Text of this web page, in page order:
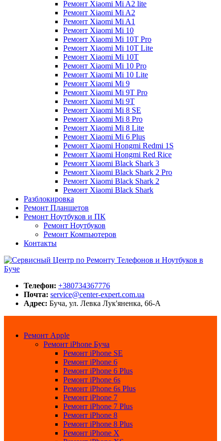
Ремонт Xiaomi Mi A2 lite
Ремонт Xiaomi Mi A2
Ремонт Xiaomi Mi A1
Ремонт Xiaomi Mi 10
Ремонт Xiaomi Mi 10T Pro
Ремонт Xiaomi Mi 10T Lite
Ремонт Xiaomi Mi 10T
Ремонт Xiaomi Mi 10 Pro
Ремонт Xiaomi Mi 10 Lite
Ремонт Xiaomi Mi 9
Ремонт Xiaomi Mi 9T Pro
Ремонт Xiaomi Mi 9T
Ремонт Xiaomi Mi 8 SE
Ремонт Xiaomi Mi 8 Pro
Ремонт Xiaomi Mi 8 Lite
Ремонт Xiaomi Mi 6 Plus
Ремонт Xiaomi Hongmi Redmi 1S
Ремонт Xiaomi Hongmi Red Rice
Ремонт Xiaomi Black Shark 3
Ремонт Xiaomi Black Shark 2 Pro
Ремонт Xiaomi Black Shark 2
Ремонт Xiaomi Black Shark
Разблокировка
Ремонт Планшетов
Ремонт Ноутбуков и ПК
Ремонт Ноутбуков
Ремонт Компьютеров
Контакты
Сервисный Центр по Ремонту Телефонов и Ноутбуков в Буче
Center-Expert.com.ua
Телефон: +380734367776
Почта: service@center-expert.com.ua
Адрес: Буча, ул. Левка Лук'яненка, 66-А
Ремонт Apple
Ремонт iPhone Буча
Ремонт iPhone SE
Ремонт iPhone 6
Ремонт iPhone 6 Plus
Ремонт iPhone 6s
Ремонт iPhone 6s Plus
Ремонт iPhone 7
Ремонт iPhone 7 Plus
Ремонт iPhone 8
Ремонт iPhone 8 Plus
Ремонт iPhone X